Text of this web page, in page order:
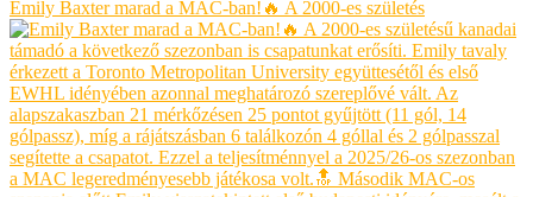
Emily Baxter marad a MAC-ban!🔥 A 2000-es születés